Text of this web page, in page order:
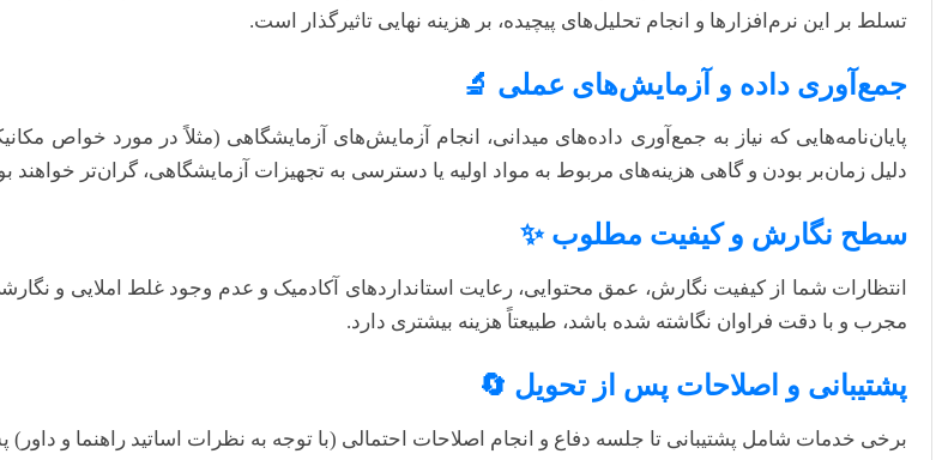
تسلط بر این نرم‌افزارها و انجام تحلیل‌های پیچیده، بر هزینه نهایی تاثیرگذار است.
جمع‌آوری داده و آزمایش‌های عملی 🔬
پایان‌نامه‌هایی که نیاز به جمع‌آوری داده‌های میدانی، انجام آزمایش‌های آزمایشگاهی (مثلاً در مورد خواص
دلیل زمان‌بر بودن و گاهی هزینه‌های مربوط به مواد اولیه یا دسترسی به تجهیزات آزمایشگاهی، گران‌تر خواهند
سطح نگارش و کیفیت مطلوب ✨
انتظارات شما از کیفیت نگارش، عمق محتوایی، رعایت استانداردهای آکادمیک و عدم وجود غلط املایی و
مجرب و با دقت فراوان نگاشته شده باشد، طبیعتاً هزینه بیشتری دارد.
پشتیبانی و اصلاحات پس از تحویل 🔄
برخی خدمات شامل پشتیبانی تا جلسه دفاع و انجام اصلاحات احتمالی (با توجه به نظرات اساتید راهنما و